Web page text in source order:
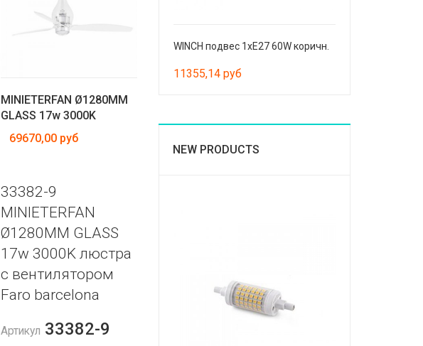
MINIETERFAN Ø1280MM
GLASS 17w 3000K
69670,00 руб
33382-9
MINIETERFAN
Ø1280MM GLASS
17w 3000K люстра
с вентилятором
Faro barcelona
Артикул 33382-9
WINCH подвес 1хE27 60W коричн.
11355,14 руб
NEW PRODUCTS